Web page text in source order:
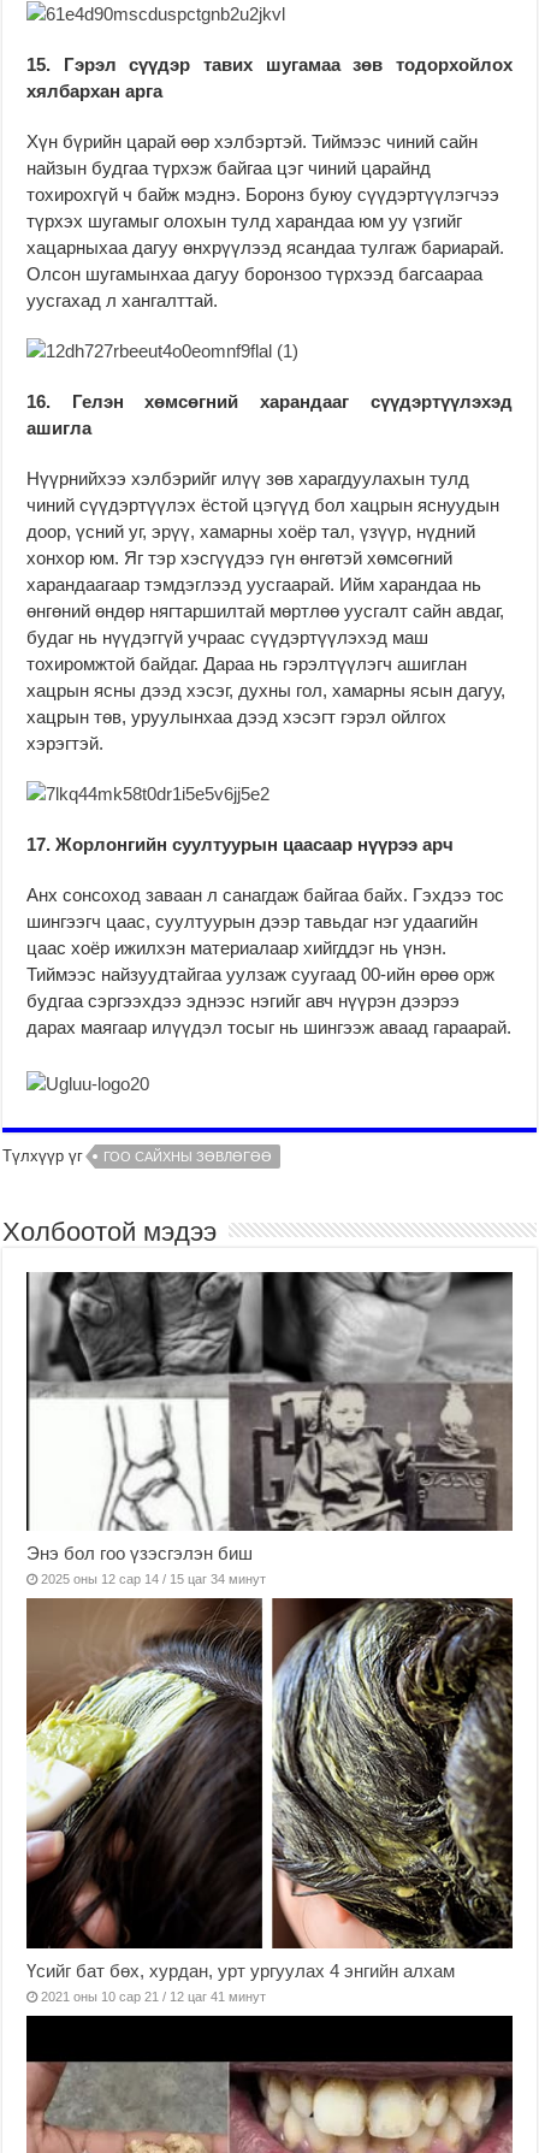
15. Гэрэл сүүдэр тавих шугамаа зөв тодорхойлох
хялбархан арга
Хүн бүрийн царай өөр хэлбэртэй. Тиймээс чиний сайн
найзын будгаа түрхэж байгаа цэг чиний царайнд
тохирохгүй ч байж мэднэ. Боронз буюу сүүдэртүүлэгчээ
түрхэх шугамыг олохын тулд харандаа юм уу үзгийг
хацарныхаа дагуу өнхрүүлээд ясандаа тулгаж бариарай.
Олсон шугамынхаа дагуу боронзоо түрхээд багсаараа
уусгахад л хангалттай.
16. Гелэн хөмсөгний харандааг сүүдэртүүлэхэд
ашигла
Нүүрнийхээ хэлбэрийг илүү зөв харагдуулахын тулд
чиний сүүдэртүүлэх ёстой цэгүүд бол хацрын яснуудын
доор, үсний уг, эрүү, хамарны хоёр тал, үзүүр, нүдний
хонхор юм. Яг тэр хэсгүүдээ гүн өнгөтэй хөмсөгний
харандаагаар тэмдэглээд уусгаарай. Ийм харандаа нь
өнгөний өндөр нягтаршилтай мөртлөө уусгалт сайн авдаг,
будаг нь нүүдэггүй учраас сүүдэртүүлэхэд маш
тохиромжтой байдаг. Дараа нь гэрэлтүүлэгч ашиглан
хацрын ясны дээд хэсэг, духны гол, хамарны ясын дагуу,
хацрын төв, уруулынхаа дээд хэсэгт гэрэл ойлгох
хэрэгтэй.
17. Жорлонгийн суултуурын цаасаар нүүрээ арч
Анх сонсоход заваан л санагдаж байгаа байх. Гэхдээ тос
шингээгч цаас, суултуурын дээр тавьдаг нэг удаагийн
цаас хоёр ижилхэн материалаар хийгддэг нь үнэн.
Тиймээс найзуудтайгаа уулзаж суугаад 00-ийн өрөө орж
будгаа сэргээхдээ эднээс нэгийг авч нүүрэн дээрээ
дарах маягаар илүүдэл тосыг нь шингээж аваад гараарай.
Түлхүүр үг ГОО САЙХНЫ ЗӨВЛӨГӨӨ
Холбоотой мэдээ
Энэ бол гоо үзэсгэлэн биш
2025 оны 12 сар 14 / 15 цаг 34 минут
Үсийг бат бөх, хурдан, урт ургуулах 4 энгийн алхам
2021 оны 10 сар 21 / 12 цаг 41 минут